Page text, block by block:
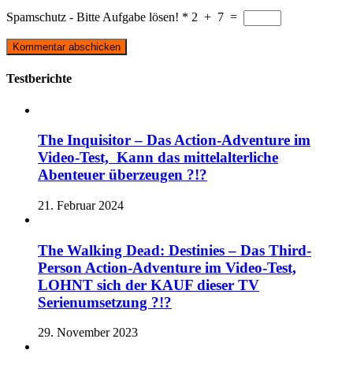
Spamschutz - Bitte Aufgabe lösen! * 2 + 7 =
Testberichte
The Inquisitor – Das Action-Adventure im
Video-Test, Kann das mittelalterliche
Abenteuer überzeugen ?!?
21. Februar 2024
The Walking Dead: Destinies – Das Third-
Person Action-Adventure im Video-Test,
LOHNT sich der KAUF dieser TV
Serienumsetzung ?!?
29. November 2023